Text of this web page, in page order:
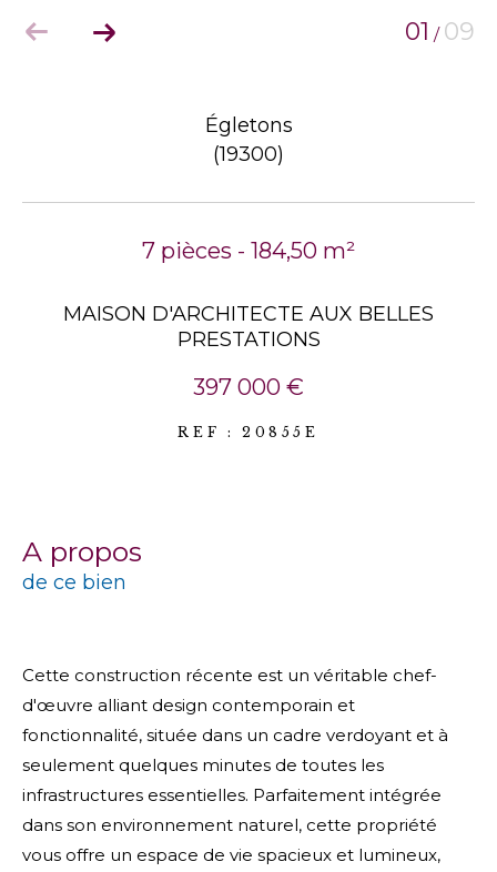
01 / 09
Égletons
(19300)
7 pièces - 184,50 m²
MAISON D'ARCHITECTE AUX BELLES
PRESTATIONS
397 000 €
REF : 20855E
a propos
de ce bien
Cette construction récente est un véritable chef-
d'œuvre alliant design contemporain et
fonctionnalité, située dans un cadre verdoyant et à
seulement quelques minutes de toutes les
infrastructures essentielles. Parfaitement intégrée
dans son environnement naturel, cette propriété
vous offre un espace de vie spacieux et lumineux,